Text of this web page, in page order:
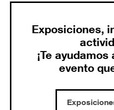
Exposiciones,
¡Te
evento